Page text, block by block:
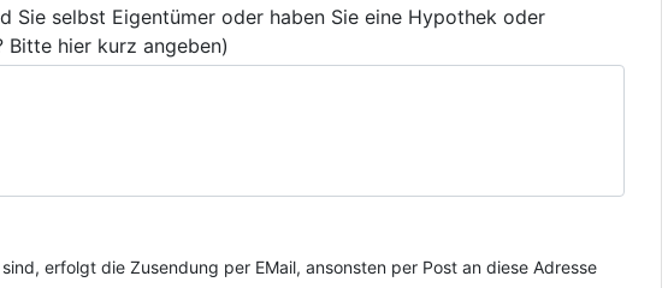
Sie selbst Eigentümer oder haben Sie eine Hypothek oder
Bitte hier kurz angeben)
erfolgt die Zusendung per EMail, ansonsten per Post an diese Adresse